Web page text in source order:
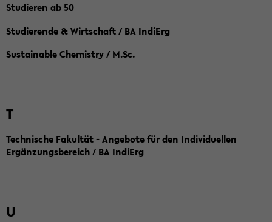
Studieren ab 50
Studierende & Wirtschaft / BA IndiErg
Sustainable Chemistry / M.Sc.
T
Technische Fakultät - Angebote für den Individuellen
Ergänzungsbereich / BA IndiErg
U